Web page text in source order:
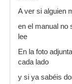
A ver si alguien
en el manual no
lee
En la foto
cada lado
y si ya sabéis